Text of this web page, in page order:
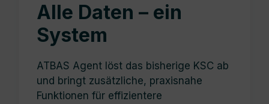
Alle Daten – ein
System
ATBAS Agent löst das bisherige KSC ab
und bringt zusätzliche, praxisnahe
Funktionen für effizientere